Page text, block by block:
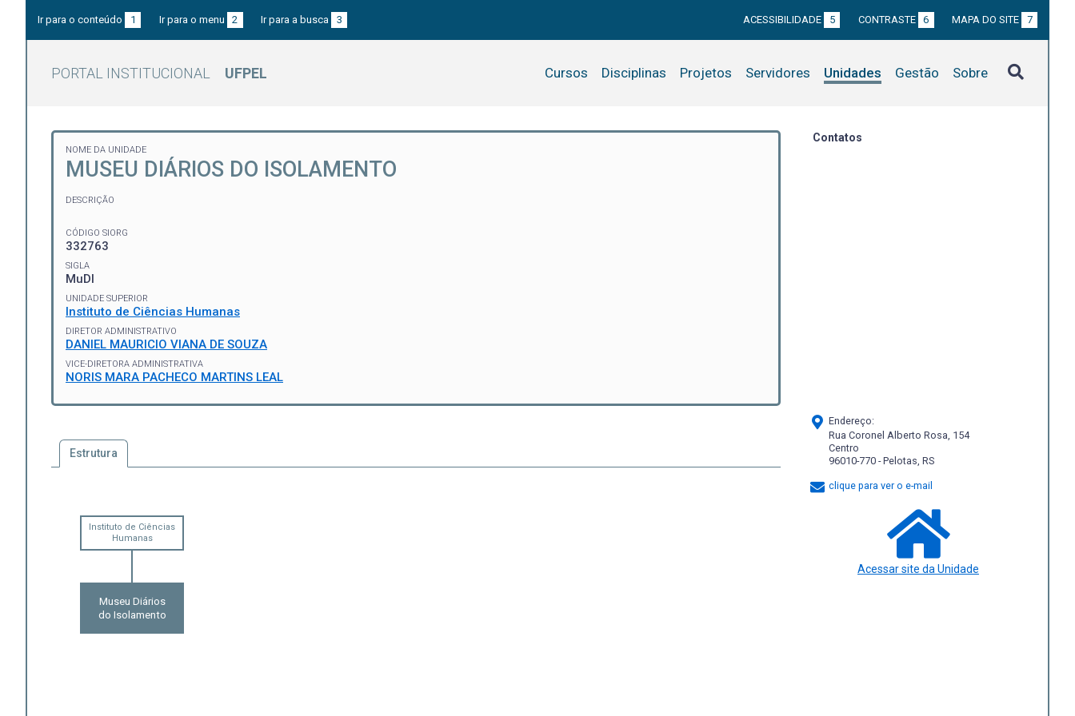
Ir para o conteúdo 1 Ir para o menu 2 Ir para a busca 3 ACESSIBILIDADE 5 CONTRASTE 6 MAPA DO SITE 7
PORTAL INSTITUCIONAL UFPEL Cursos Disciplinas Projetos Servidores Unidades Gestão Sobre
NOME DA UNIDADE
MUSEU DIÁRIOS DO ISOLAMENTO
DESCRIÇÃO
CÓDIGO SIORG
332763
SIGLA
MuDI
UNIDADE SUPERIOR
Instituto de Ciências Humanas
DIRETOR ADMINISTRATIVO
DANIEL MAURICIO VIANA DE SOUZA
VICE-DIRETORA ADMINISTRATIVA
NORIS MARA PACHECO MARTINS LEAL
Estrutura
Instituto de Ciências
Humanas
Museu Diários
do Isolamento
Contatos
Endereço:
Rua Coronel Alberto Rosa, 154
Centro
96010-770 - Pelotas, RS
clique para ver o e-mail
Acessar site da Unidade